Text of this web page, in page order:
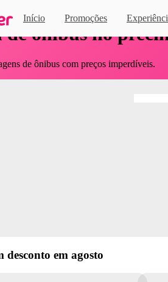
Início Promoções
de ônibus no
de ônibus com preços imperdíveis.
desconto em agosto